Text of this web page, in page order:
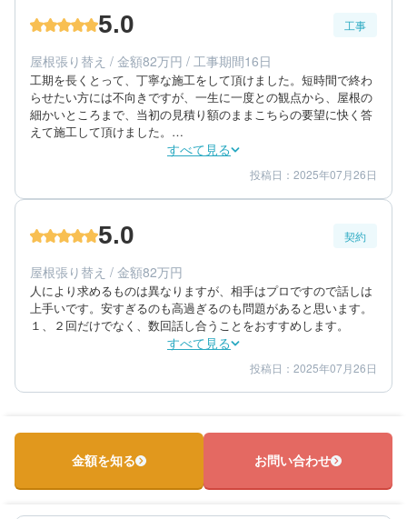
60代/女性/一戸建て
築年数：20年
5.0 工事
屋根張り替え / 金額82万円 / 工事期間16日
工期を長くとって、丁寧な施工をして頂けました。短時間で終わ
らせたい方には不向きですが、一生に一度との観点から、屋根の
細かいところまで、当初の見積り額のままこちらの要望に快く答
えて施工して頂けました。
すべて見る
仕上がり 5
満足度 5
50代/男性/一戸建て
築年数：30年
投稿日：2025年07月26日
5.0 契約
屋根張り替え / 金額82万円
人により求めるものは異なりますが、相手はプロですので話しは
上手いです。安すぎるのも高過ぎるのも問題があると思います。
１、２回だけでなく、数回話し合うことをおすすめします。
すべて見る
金額感 5
担当者 5
50代/男性/一戸建て
築年数：30年
投稿日：2025年07月26日
金額を知る お問い合わせ